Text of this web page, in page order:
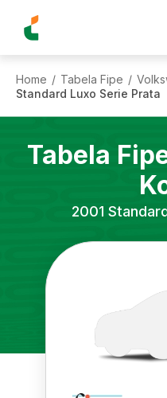
Home / Tabela Fipe /
Standard Luxo Serie Prata
Tabela
2001